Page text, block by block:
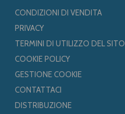
CONDIZIONI DI VENDITA
PRIVACY
TERMINI DI UTILIZZO DEL SITO
COOKIE POLICY
GESTIONE COOKIE
CONTATTACI
DISTRIBUZIONE